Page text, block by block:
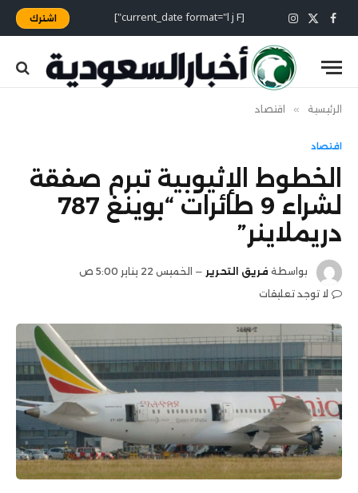
فيسبوك
X
(Twitter)
الانستغرام [current_date format="l j F"] اشترك
الرئيسية » اقتصاد
اقتصاد
الخطوط الإثيوبية تبرم صفقة
لشراء 9 طائرات “بوينغ 787
دريملاينر”
بواسطة فريق التحرير
الخميس 22 يناير 5:00 ص
لا توجد تعليقات